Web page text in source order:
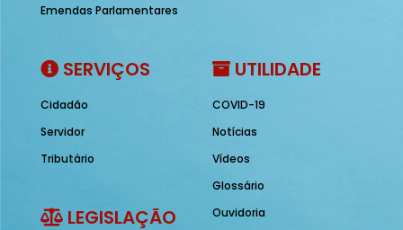
Emendas Parlamentares
SERVIÇOS
Cidadão
Servidor
Tributário
LEGISLAÇÃO
UTILIDADE
COVID-19
Notícias
Vídeos
Glossário
Ouvidoria